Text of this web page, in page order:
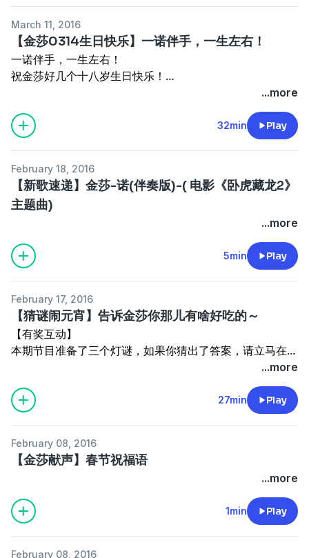
March 11, 2016
【金莎0314生日快乐】一诺伴手，一生左右！
一诺伴手，一生左右！
祝金莎好几个十八岁生日快乐！
听听他当莎拉的一些趣事(ಡωಡ)
...more
32min Play
February 18, 2016
【新歌速递】金莎-诺(伴奏版)-( 电影《卧虎藏龙2》
主题曲)
...more
5min Play
February 17, 2016
【猜谜闹元宵】告诉金莎你那儿有啥好吃的～
【有奖互动】
本期节目准备了三个灯谜，如果你猜出了答案，请立马在评
一定要三个一起回复，全部猜对的莎拉将有机会获得由荔枝
FM提供的荔枝福袋一份！
据说每一份福袋里面的礼品都是独一无二的~~
金莎不讲资讯台也在偏题的道路上越走越远。。。
大葱一姐跨界尝试美食主播，你知道莎莎的家乡上海有多少
【推荐美食给金莎】
好吃不能自己吃，带上金莎一起胖！
寒暄，节操，瓜瓜做客资讯台，推荐家乡特色美食~~
...more
27min Play
February 08, 2016
【金莎献声】春节祝福语
...more
1min Play
February 08, 2016